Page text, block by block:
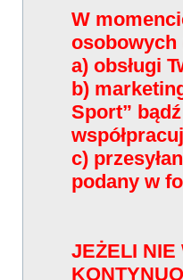
W
osobowych
a) obsługi
b)
Sport”
c)
podany w
JEŻELI NIE